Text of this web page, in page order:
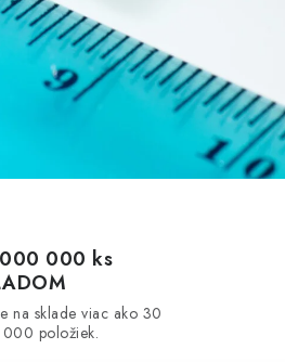
000 ks
na sklade viac ako 30
položiek.